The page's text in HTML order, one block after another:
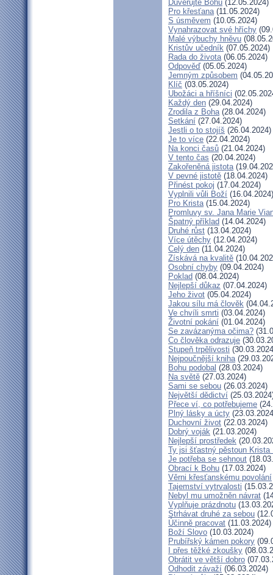
Důvěřujte Bohu (12.05.2024)
Pro křesťana(11.05.2024)
S úsměvem (10.05.2024)
Vynahrazovat své hříchy
Malé výbuchy hněvu
Kristův učedník (07.05.2024)
Rada do života(06.05.2024)
Odpověď (05.05.2024)
Jemným způsobem
Klíč (03.05.2024)
Ubožáci a hříšníci
Každý den (29.04.2024)
Zrodila z Boha(28.04.2024)
Setkání (27.04.2024)
Jestli o to stojíš (26.04.2024)
Je to více (22.04.2024)
Na konci časů (21.04.2024)
V tento čas (20.04.2024)
Zakořeněná jistota
V pevné jistotě (18.04.2024)
Přinést pokoj (17.04.2024)
Vyplnili vůli Boží (16.04.2024)
Pro Krista(15.04.2024)
Promluvy sv. Jana Marie
Špatný příklad (14.04.2024)
Druhé růst (13.04.2024)
Více útěchy (12.04.2024)
Celý den (11.04.2024)
Získává na kvalitě
Osobní chyby (09.04.2024)
Poklad (08.04.2024)
Nejlepší důkaz (07.04.2024)
Jeho život (05.04.2024)
Jakou sílu má člověk
Ve chvíli smrti (03.04.2024)
Životní pokání (01.04.2024)
Se zavázanýma očima?
Co člověka odrazuje
Stupeň trpělivosti
Nejpoučnější kniha
Bohu podobal (28.03.2024)
Na světě (27.03.2024)
Sami se sebou (26.03.2024)
Největší dědictví
Přece ví, co potřebujeme
Plný lásky a úcty
Duchovní život (22.03.2024)
Dobrý voják (21.03.2024)
Nejlepší prostředek
Ty jsi šťastný pěstoun Krista
Je potřeba se sehnout
Obrací k Bohu (17.03.2024)
Věrni křesťanskému povolání
Tajemství vytrvalosti
Nebyl mu umožněn návrat
Vyplňuje prázdnotu
Strhávat druhé za sebou
Účinně pracovat (11.03.2024)
Boží Slovo (10.03.2024)
Prubířský kámen pokory
I přes těžké zkoušky
Obrátit ve větší dobro
Odhodit závaží (06.03.2024)